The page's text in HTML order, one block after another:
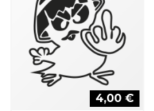
4,00 €